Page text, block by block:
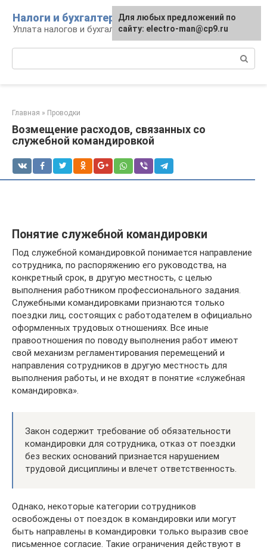
контенту
Налоги и бухгалтерия
Уплата налогов и бухгалтерская отчётность
Главная » Проводки
Возмещение расходов, связанных со
служебной командировкой
Понятие служебной командировки
Под служебной командировкой понимается направление
сотрудника, по распоряжению его руководства, на
конкретный срок, в другую местность, с целью
выполнения работником профессионального задания.
Служебными командировками признаются только
поездки лиц, состоящих с работодателем в официально
оформленных трудовых отношениях. Все иные
правоотношения по поводу выполнения работ имеют
свой механизм регламентирования перемещений и
направления сотрудников в другую местность для
выполнения работы, и не входят в понятие «служебная
командировка».
Закон содержит требование об обязательности
командировки для сотрудника, отказ от поездки
без веских оснований признается нарушением
трудовой дисциплины и влечет ответственность.
Однако, некоторые категории сотрудников
освобождены от поездок в командировки или могут
быть направлены в командировки только выразив свое
письменное согласие. Такие ограничения действуют в
Для любых предложений по
сайту: electro-man@cp9.ru